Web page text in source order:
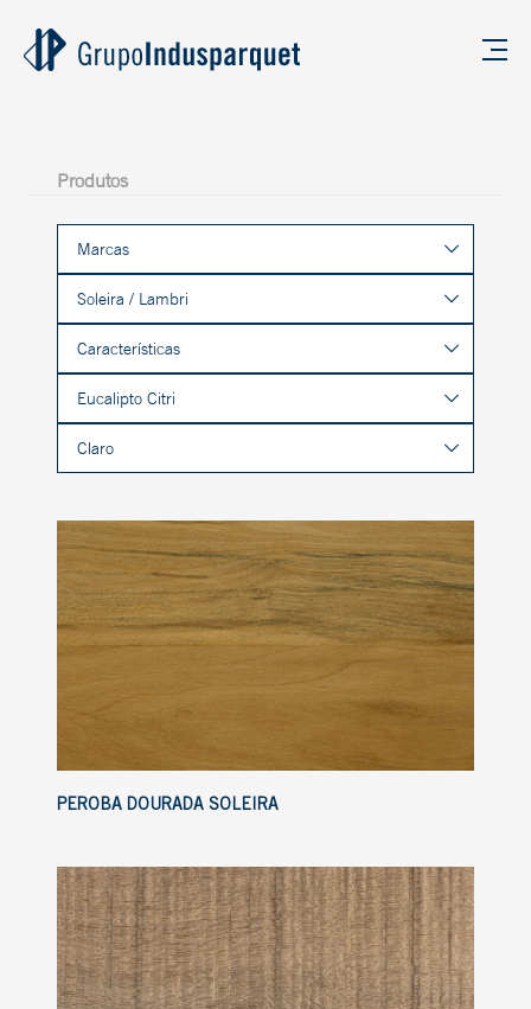
Produtos
Marcas
Soleira / Lambri
Características
Eucalipto Citri
Claro
PEROBA DOURADA SOLEIRA